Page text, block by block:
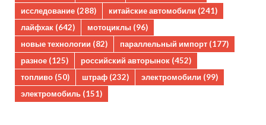
исследование (288) китайские автомобили (241)
лайфхак (642) мотоциклы (96)
новые технологии (82) параллельный импорт (177)
разное (125) российский авторынок (452)
топливо (50) штраф (232) электромобили (99)
электромобиль (151)